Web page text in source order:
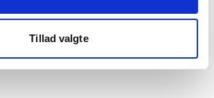
Tillad valgte